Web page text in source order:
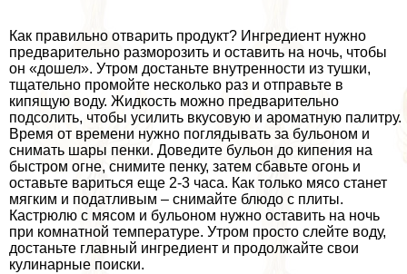
Как правильно отварить продукт? Ингредиент нужно
предварительно разморозить и оставить на ночь, чтобы
он «дошел». Утром достаньте внутренности из тушки,
тщательно промойте несколько раз и отправьте в
кипящую воду. Жидкость можно предварительно
подсолить, чтобы усилить вкусовую и ароматную палитру.
Время от времени нужно поглядывать за бульоном и
снимать шары пенки. Доведите бульон до кипения на
быстром огне, снимите пенку, затем сбавьте огонь и
оставьте вариться еще 2-3 часа. Как только мясо станет
мягким и податливым – снимайте блюдо с плиты.
Кастрюлю с мясом и бульоном нужно оставить на ночь
при комнатной температуре. Утром просто слейте воду,
достаньте главный ингредиент и продолжайте свои
кулинарные поиски.